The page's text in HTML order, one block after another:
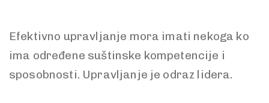
Efektivno upravljanje mora imati nekoga ko
ima određene suštinske kompetencije i
sposobnosti. Upravljanje je odraz lidera.